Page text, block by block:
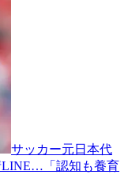
サッカー元日本代
「認知も養育